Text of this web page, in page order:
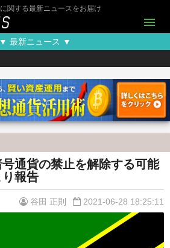
関する最新ニュースをお届け
menu
▼ 最新ニュース ▼
通貨の禁止を解除する可能
報告
谷田 正則 2021-06-28 18:25:11